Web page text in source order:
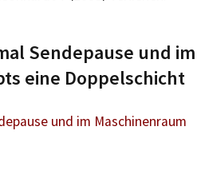
Sendepause und im
eine Doppelschicht
und im Maschinenraum